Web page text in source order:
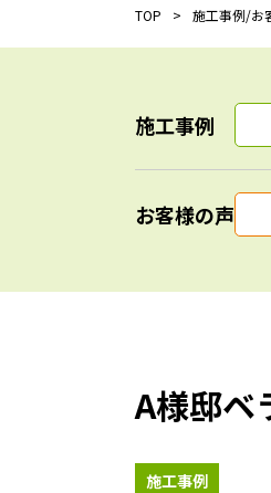
TOP 施工事例/お
施工事例
お客様の声
A様邸ベ
施工事例